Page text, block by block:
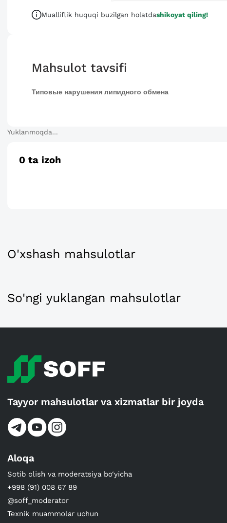
Mualliflik huquqi buzilgan holatdashikoyat qiling!
Mahsulot tavsifi
Типовые нарушения липидного обмена
Yuklanmoqda...
0 ta izoh
O'xshash mahsulotlar
So'ngi yuklangan mahsulotlar
Tayyor mahsulotlar va xizmatlar bir joyda
Aloqa
Sotib olish va moderatsiya bo‘yicha
+998 (91) 008 67 89
@soff_moderator
Texnik muammolar uchun